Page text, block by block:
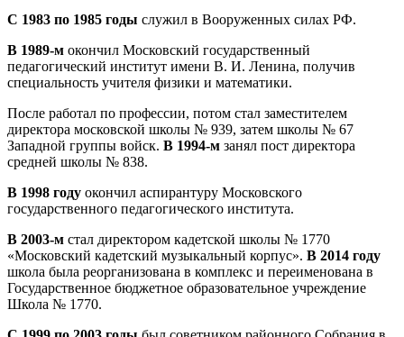
С 1983 по 1985 годы служил в Вооруженных силах РФ.
В 1989-м окончил Московский государственный
педагогический институт имени В. И. Ленина, получив
специальность учителя физики и математики.
После работал по профессии, потом стал заместителем
директора московской школы № 939, затем школы № 67
Западной группы войск. В 1994-м занял пост директора
средней школы № 838.
В 1998 году окончил аспирантуру Московского
государственного педагогического института.
В 2003-м стал директором кадетской школы № 1770
«Московский кадетский музыкальный корпус». В 2014 году
школа была реорганизована в комплекс и переименована в
Государственное бюджетное образовательное учреждение
Школа № 1770.